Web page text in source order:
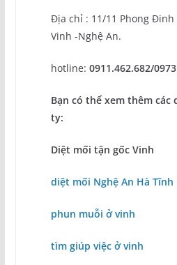
Địa chỉ : 11/11 Phong
Vinh -Nghệ An.
hotline: 0911.462.682/
Bạn có thể xem thêm các
ty:
Diệt mối tận gốc Vinh
diệt mối Nghệ An Hà Tĩnh
phun muỗi ở vinh
tìm giúp việc ở vinh